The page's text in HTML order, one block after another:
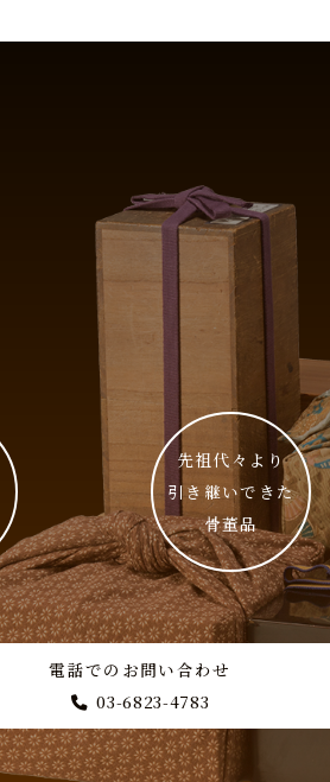
先祖代々より
引き継いできた
骨董品
電話でのお問い合わせ
03-6823-4783